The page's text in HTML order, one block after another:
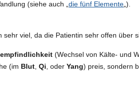
(siehe auch „die fünf Elemente„).
sehr viel, da die Patientin sehr offen über
(Wechsel von Kälte- und
(im Blut,Qi, oderYang) preis, sondern